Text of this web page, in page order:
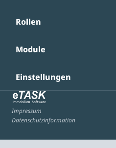
Rollen
Module
Einstellungen
Impressum
Datenschutzinformation